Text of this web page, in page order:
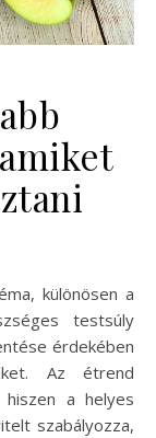
testsúly
érdekében
Az étrend
a helyes
szabályozza,